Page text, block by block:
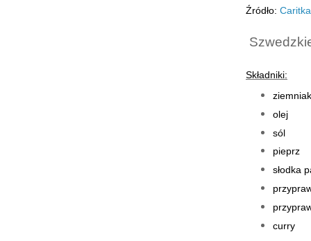
Źródło: Caritka
Składniki:
olej
sól
pieprz
słodka
curry